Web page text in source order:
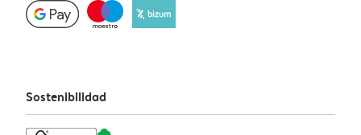
Sostenibilidad